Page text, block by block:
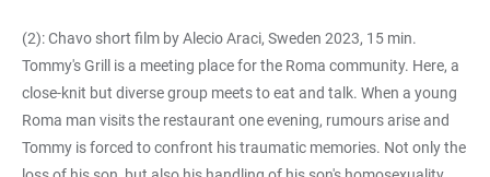
(2): Chavo short film by Alecio Araci, Sweden 2023, 15 min.
Tommy's Grill is a meeting place for the Roma community. Here, a
close-knit but diverse group meets to eat and talk. When a young
Roma man visits the restaurant one evening, rumours arise and
Tommy is forced to confront his traumatic memories. Not only the